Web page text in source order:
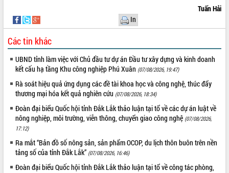
tầng kỹ thuật Cụm công nghiệp Tân
Tiến
Gặp mặt các cơ quan báo chí nhân Kỷ
niệm 101 năm Ngày Báo chí Cách
mạng Việt Nam
Đắk Lắk sơ kết 4 năm triển khai thực
hiện Đề án 06 của Chính phủ
Họp báo thông tin về Hội nghị Công bố
Quy hoạch và Xúc tiến đầu tư tỉnh Đắk
Lắk
Khơi thông điểm nghẽn, đẩy nhanh
giải ngân vốn khắc phục thiên tai
HĐND tỉnh thông qua điều chỉnh Quy
hoạch tỉnh thời kỳ 2021-2030
Tuấn Hải
In
Các tin khác
UBND tỉnh làm việc với Chủ đầu tư dự án Đầu tư xây dựng và kinh doanh
kết cấu hạ tầng Khu công nghiệp Phú Xuân (07/08/2026, 19:47)
Rà soát hiệu quả ứng dụng các đề tài khoa học và công nghệ, thúc đẩy
thương mại hóa kết quả nghiên cứu (07/08/2026, 18:34)
Đoàn đại biểu Quốc hội tỉnh Đắk Lắk thảo luận tại tổ về các dự án luật về
nông nghiệp, môi trường, viễn thông, chuyển giao công nghệ (07/08/2026,
17:12)
Ra mắt “Bản đồ số nông sản, sản phẩm OCOP, du lịch thôn buôn trên nền
tảng số của tỉnh Đắk Lắk” (07/08/2026, 16:46)
Đoàn đại biểu Quốc hội tỉnh Đắk Lắk thảo luận tại tổ về công tác phòng,